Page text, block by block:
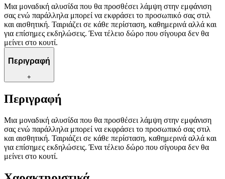
Μια μοναδική αλυσίδα που θα προσθέσει λάμψη στην εμφάνιση
σας ενώ παράλληλα μπορεί να εκφράσει το προσωπικό σας στιλ
και αισθητική. Ταιριάζει σε κάθε περίσταση, καθημερινά αλλά και
για επίσημες εκδηλώσεις. Ένα τέλειο δώρο που σίγουρα δεν θα
μείνει στο κουτί.
Περιγραφή
+
Περιγραφή
Μια μοναδική αλυσίδα που θα προσθέσει λάμψη στην εμφάνιση
σας ενώ παράλληλα μπορεί να εκφράσει το προσωπικό σας στιλ
και αισθητική. Ταιριάζει σε κάθε περίσταση, καθημερινά αλλά και
για επίσημες εκδηλώσεις. Ένα τέλειο δώρο που σίγουρα δεν θα
μείνει στο κουτί.